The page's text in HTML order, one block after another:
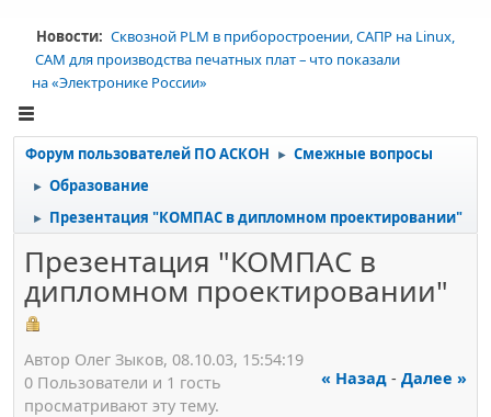
Новости: Сквозной PLM в приборостроении, САПР на Linux,
CAM для производства печатных плат – что показали
на «Электронике России»
Форум пользователей ПО АСКОН ► Смежные вопросы
► Образование
► Презентация "КОМПАС в дипломном проектировании"
Презентация "КОМПАС в
дипломном проектировании"
Автор Олег Зыков, 08.10.03, 15:54:19
« Назад - Далее »
0 Пользователи и 1 гость
просматривают эту тему.